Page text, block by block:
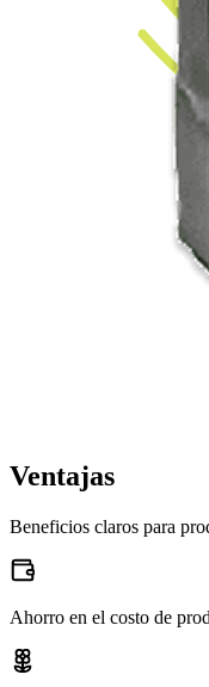
Ventajas
Beneficios claros para
Ahorro en el costo de